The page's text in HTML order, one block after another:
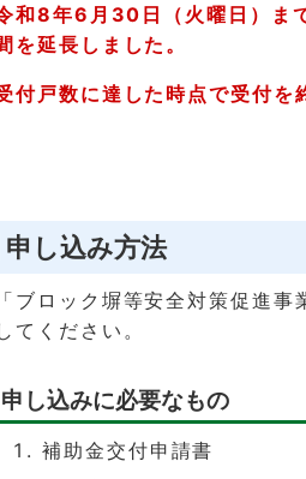
和8年6月30日（火曜日）ま
を延長しました。
付戸数に達した時点で受付を
申し込み方法
「ブロック塀等安全対策促進
てください。
申し込みに必要なもの
補助金交付申請書